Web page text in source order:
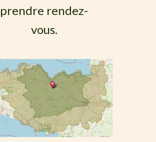
prendre rendez-
vous.